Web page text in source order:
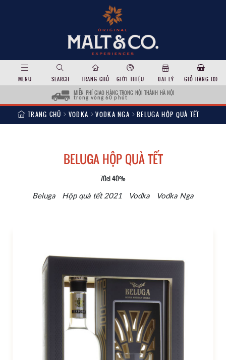
MENU SEARCH TRANG CHỦ GIỚI THIỆU ĐẠI LÝ GIỎ HÀNG (0)
MIỄN PHÍ GIAO HÀNG TRONG NỘI THÀNH HÀ NỘI
trong vòng 60 phút
TRANG CHỦ VODKA VODKA NGA BELUGA HỘP QUÀ TẾT
BELUGA HỘP QUÀ TẾT
70cl 40%
Beluga Hộp quà tết 2021 Vodka Vodka Nga